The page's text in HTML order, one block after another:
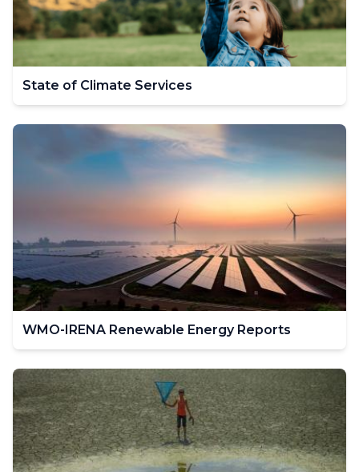
State of Climate Services
WMO-IRENA Renewable Energy Reports